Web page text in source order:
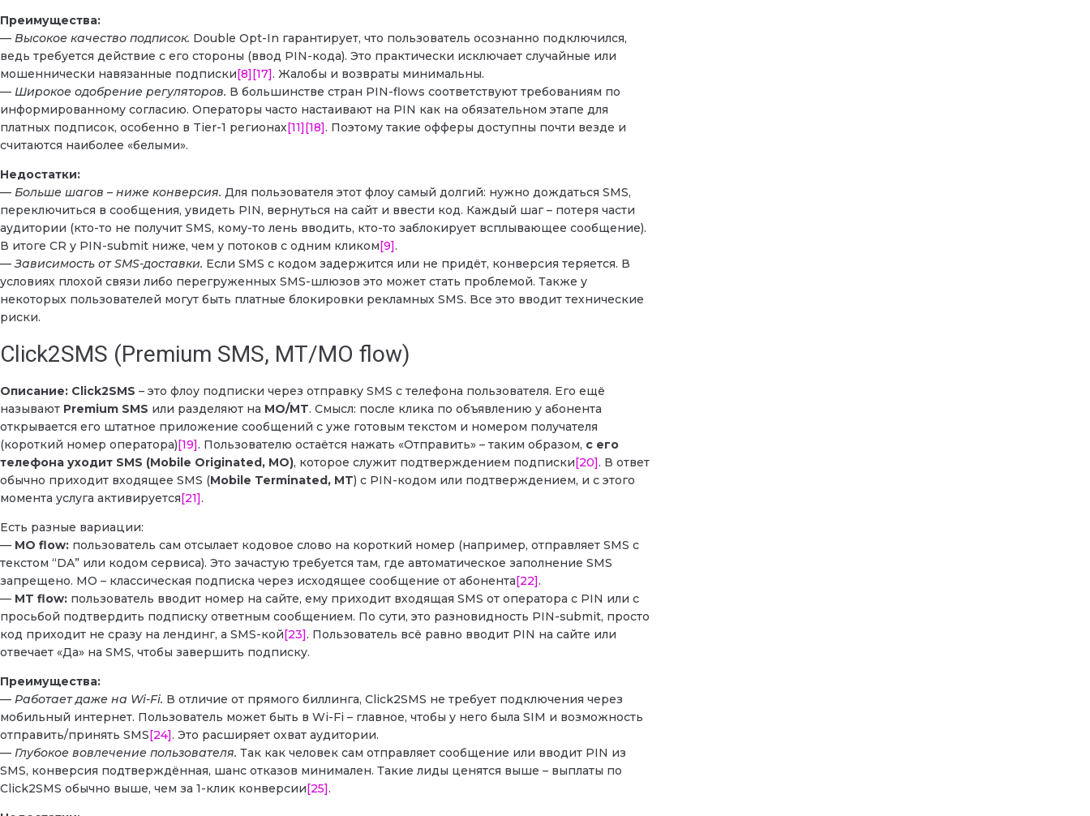
Преимущества:
— Высокое качество подписок. Double Opt-In гарантирует, что пользователь осознанно подключился,
ведь требуется действие с его стороны (ввод PIN-кода). Это практически исключает случайные или
мошеннически навязанные подписки [8] [17]. Жалобы и возвраты минимальны.
— Широкое одобрение регуляторов. В большинстве стран PIN-flows соответствуют требованиям по
информированному согласию. Операторы часто настаивают на PIN как на обязательном этапе для
платных подписок, особенно в Tier-1 регионах[11] [18]. Поэтому такие офферы доступны почти везде и
считаются наиболее «белыми».
Недостатки:
— Больше шагов – ниже конверсия. Для пользователя этот флоу самый долгий: нужно дождаться SMS,
переключиться в сообщения, увидеть PIN, вернуться на сайт и ввести код. Каждый шаг – потеря части
аудитории (кто-то не получит SMS, кому-то лень вводить, кто-то заблокирует всплывающее сообщение).
В итоге CR у PIN-submit ниже, чем у потоков с одним кликом [9].
—Зависимость от SMS-доставки. Если SMS с кодом задержится или не придёт, конверсия теряется. В
условиях плохой связи либо перегруженных SMS-шлюзов это может стать проблемой. Также у
некоторых пользователей могут быть платные блокировки рекламных SMS. Все это вводит технические
риски.
Click2SMS (Premium SMS, MT/MO flow)
Описание: Click2SMS – это флоу подписки через отправку SMS с телефона пользователя. Его ещё
называют Premium SMS или разделяют на MO/MT. Смысл: после клика по объявлению у абонента
открывается его штатное приложение сообщений с уже готовым текстом и номером получателя
(короткий номер оператора) [19]. Пользователю остаётся нажать «Отправить» – таким образом, с его
телефона уходит SMS (Mobile Originated, MO), которое служит подтверждением подписки [20]. В ответ
обычно приходит входящее SMS (Mobile Terminated, MT) с PIN-кодом или подтверждением, и с этого
момента услуга активируется [21].
Есть разные вариации:
— MO flow: пользователь сам отсылает кодовое слово на короткий номер (например, отправляет SMS с
текстом “DA” или кодом сервиса). Это зачастую требуется там, где автоматическое заполнение SMS
запрещено. MO – классическая подписка через исходящее сообщение от абонента [22].
— MT flow: пользователь вводит номер на сайте, ему приходит входящая SMS от оператора с PIN или с
просьбой подтвердить подписку ответным сообщением. По сути, это разновидность PIN-submit, просто
код приходит не сразу на лендинг, а SMS-кой [23]. Пользователь всё равно вводит PIN на сайте или
отвечает «Да» на SMS, чтобы завершить подписку.
Преимущества:
— Работает даже на Wi-Fi. В отличие от прямого биллинга, Click2SMS не требует подключения через
мобильный интернет. Пользователь может быть в Wi-Fi – главное, чтобы у него была SIM и возможность
отправить/принять SMS [24]. Это расширяет охват аудитории.
— Глубокое вовлечение пользователя. Так как человек сам отправляет сообщение или вводит PIN из
SMS, конверсия подтверждённая, шанс отказов минимален. Такие лиды ценятся выше – выплаты по
Click2SMS обычно выше, чем за 1-клик конверсии [25].